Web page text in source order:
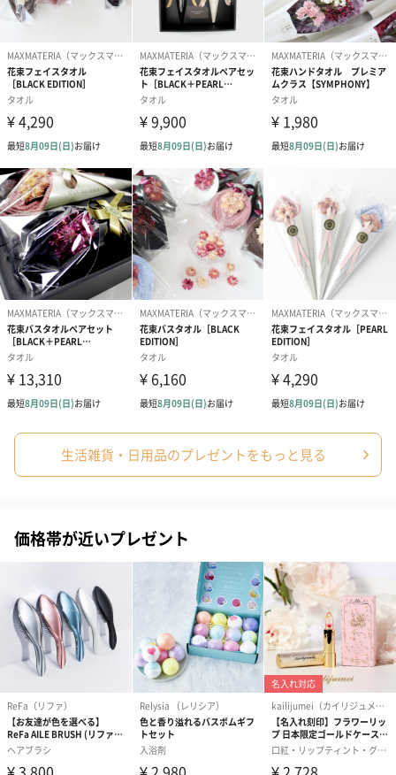
アールグレイ（HAPPY
BIRTHDAY TO YOU）
（660円）
アールグレイティー
（660円）
フルーツティ
円）
スイーツ
スイーツを同梱してお届けいたします。ギフトへの＋αにおすすめ
です。
ゼリーバウム カット
麦わらパンダバウム
3層デザート
スキンケアグッズ
スキンケアグッズを同梱してお届けします。
生活雑貨・日用品のプレゼントをもっと見る
価格帯が近いプレゼント